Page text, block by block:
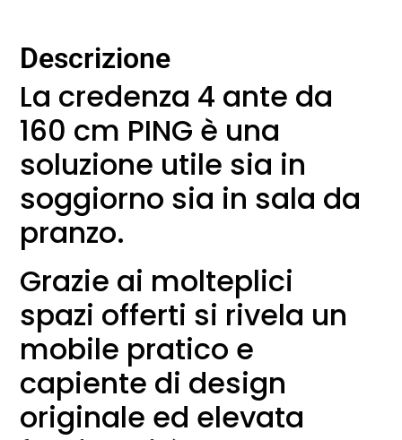
Descrizione
La credenza 4 ante da
160 cm PING è una
soluzione utile sia in
soggiorno sia in sala da
pranzo.
Grazie ai molteplici
spazi offerti si rivela un
mobile pratico e
capiente di design
originale ed elevata